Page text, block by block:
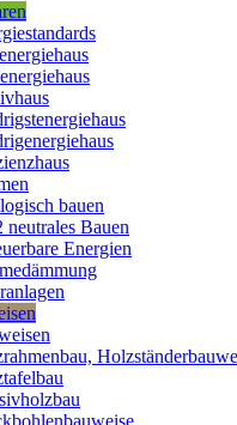
bauen
neutrales Bauen
Energien